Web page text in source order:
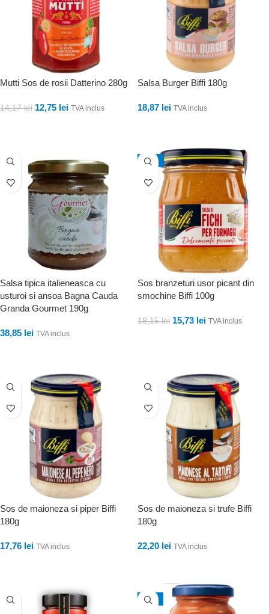
Mutti Sos de rosii Datterino 280g
14,17lei 12,75 lei TVA inclus
Salsa Burger Biffi 180g
18,87 lei TVA inclus
Salsa tipica italieneasca cu
usturoi si ansoa Bagna Cauda
Granda Gourmet 190g
38,85 lei TVA inclus
-13%
Sos branzeturi usor picant din
smochine Biffi 100g
18,15lei 15,73 lei TVA inclus
Sos de maioneza si piper Biffi
180g
17,76 lei TVA inclus
Sos de maioneza si trufe Biffi
180g
22,20 lei TVA inclus
-11%